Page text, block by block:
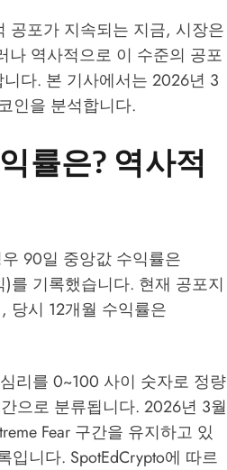
공포가 지속되는 지금, 시장은
나 역사적으로 이 수준의 공포
다. 본 기사에서는 2026년 3
인을 분석합니다.
률은? 역사적
90일 중앙값 수익률은
를 기록했습니다. 현재 공포지
당시 12개월 수익률은
리를 0~100 사이 숫자로 정량
으로 분류됩니다. 2026년 3월
Fear 구간을 유지하고 있
입니다. SpotEdCrypto에 따르